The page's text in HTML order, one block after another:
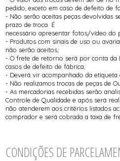
pedido, exceto em caso de defeito de
- Não serão aceitas peças devolvidas
prazo de troca. É
necessário apresentar fotos/vídeo do
- Produtos com sinais de uso ou
não serão aceitos;
- O frete de retorno será por conta da
casos de defeito de fábrica;
- Deverá vir acompanhado da
- Não realizamos trocas de peças de
- As mercadorias recebidas serão
Controle de Qualidade e após será
não atenderem aos critérios listados
comprador e será cobrada a taxa de
CONDIÇÕES DE